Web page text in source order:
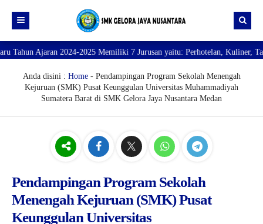
Beranda
Profil
PROFILE SEKOLAH
VISI dan MISI
Direktori
DATA SISWA
DATA GURU
JURUSAN
2025 Memiliki 7 Jurusan yaitu: Perhotelan, Kuliner, Tata
Anda disini : Home- Pendampingan Program Sekolah Menengah
Kejuruan (SMK) Pusat Keunggulan Universitas Muhammadiyah
Sumatera Barat di SMK Gelora Jaya Nusantara Medan
Pendampingan Program Sekolah
Menengah Kejuruan (SMK) Pusat
Keunggulan Universitas